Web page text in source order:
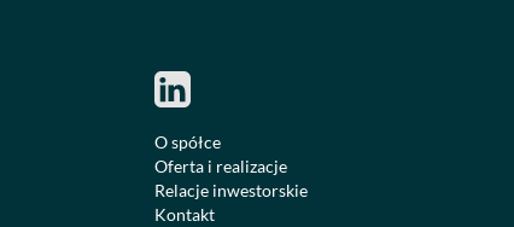
O spółce
Oferta i realizacje
Relacje inwestorskie
Kontakt